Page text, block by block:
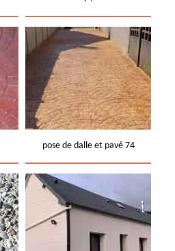
pose de dalle et pavé 74